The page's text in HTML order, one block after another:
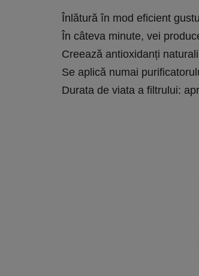
Înlătură în mod eficient
În câteva minute, vei
Creează antioxidanți
Se aplică numai
Durata de viata a filtrului: